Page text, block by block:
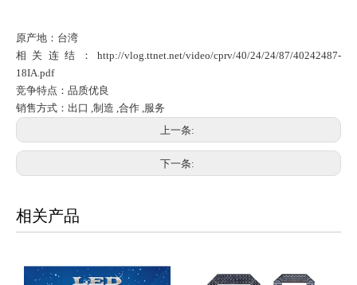
原产地：台湾
相关连结：http://vlog.ttnet.net/video/cprv/40/24/24/87/40242487-
18IA.pdf
竞争特点：品质优良
销售方式：出口 ,制造 ,合作 ,服务
上一条:
下一条:
相关产品